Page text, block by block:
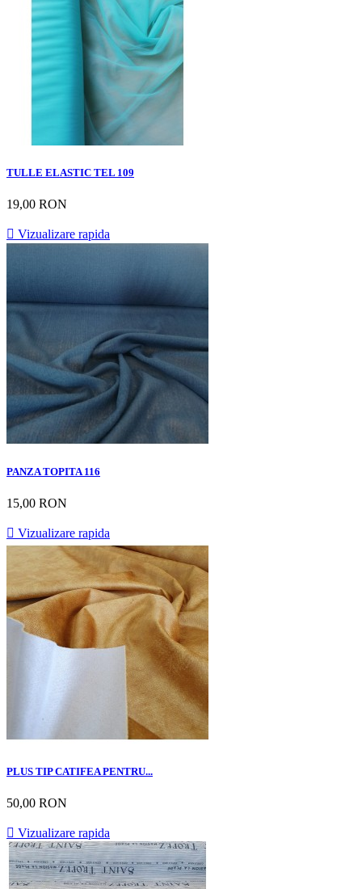
TULLE ELASTIC TEL 109
19,00 RON
 Vizualizare rapida
PANZA TOPITA 116
15,00 RON
 Vizualizare rapida
PLUS TIP CATIFEA PENTRU...
50,00 RON
 Vizualizare rapida